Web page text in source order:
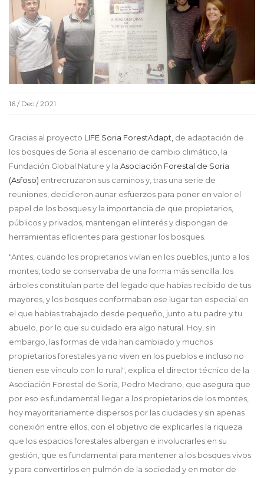
16 / Dec / 2021
Gracias al proyecto LIFE Soria ForestAdapt, de adaptación de
los bosques de Soria al escenario de cambio climático, la
Fundación Global Nature y la Asociación Forestal de Soria
(Asfoso) entrecruzaron sus caminos y, tras una serie de
reuniones, decidieron aunar esfuerzos para poner en valor el
papel de los bosques y la importancia de que propietarios,
públicos y privados, mantengan el interés y dispongan de
herramientas eficientes para gestionar los bosques.
"Antes, cuando los propietarios vivían en los pueblos, junto a los
montes, todo se conservaba de una forma más sencilla: los
árboles constituían parte del legado que habías recibido de tus
mayores, y los bosques conformaban ese lugar tan especial en
el que habías trabajado desde pequeño, junto a tu padre y tu
abuelo, por lo que su cuidado era algo natural. Hoy, sin
embargo, las formas de vida han cambiado y muchos
propietarios forestales ya no viven en los pueblos e incluso no
tienen ese vínculo con lo rural", explica el director técnico de la
Asociación Forestal de Soria, Pedro Medrano, que asegura que
por eso es fundamental llegar a los propietarios de los montes,
hoy mayoritariamente dispersos por las ciudades y sin apenas
conexión entre ellos, con el objetivo de explicarles la riqueza
que los espacios forestales albergan e involucrarles en su
gestión, que es fundamental para mantener a los bosques vivos
y para convertirlos en pulmón de la sociedad y en motor de